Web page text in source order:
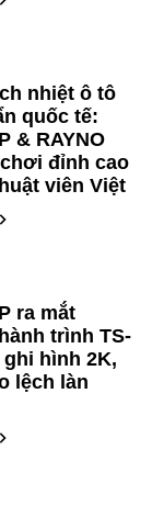
nhiệt ô tô
quốc tế:
& RAYNO
đỉnh cao
viên Việt
ra mắt
trình TS-
hình 2K,
lệch làn